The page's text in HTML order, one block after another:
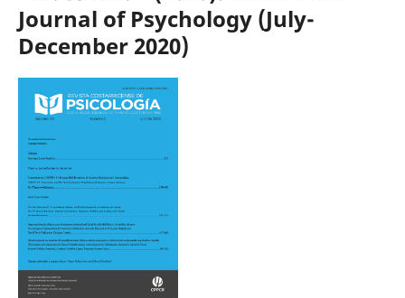
Journal of Psychology (July-
December 2020)